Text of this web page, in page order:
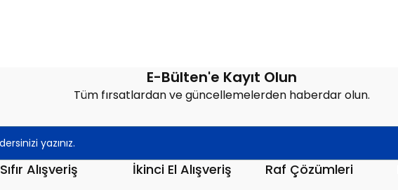
E-Bülten'e Kayıt Olun
Tüm fırsatlardan ve güncellemelerden haberdar olun.
Sıfır Alışveriş İkinci El Alışveriş Raf Çözümleri